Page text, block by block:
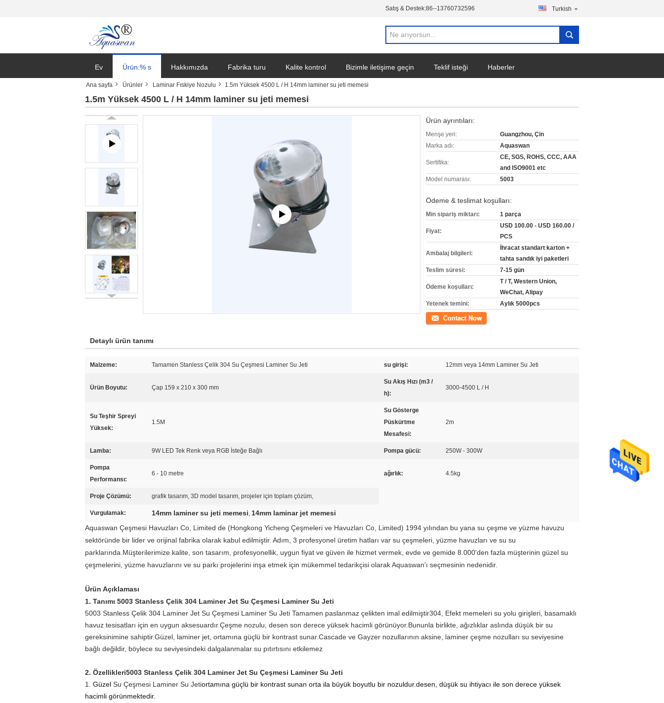
Satış & Destek:86--13760732596 Turkish
Ev Ürün:% s Hakkımızda Fabrika turu Kalite kontrol Bizimle iletişime geçin Teklif isteği Haberler
Ana sayfa Ürünler Laminar Fıskiye Nozulu 1.5m Yüksek 4500 L / H 14mm laminer su jeti memesi
1.5m Yüksek 4500 L / H 14mm laminer su jeti memesi
Ürün ayrıntıları:
Menşe yeri:
Guangzhou, Çin
Marka adı:
Aquaswan
Sertifika:
CE, SGS, ROHS, CCC, AAA
and ISO9001 etc
Model numarası:
5003
Ödeme & teslimat koşulları:
Min sipariş miktarı: 1 parça
Fiyat:
USD 100.00 - USD 160.00 /
PCS
Ambalaj bilgileri:
İhracat standart karton +
tahta sandık iyi paketleri
Teslim süresi:
7-15 gün
Ödeme koşulları:
T / T, Western Union,
WeChat, Alipay
Yetenek temini:
Aylık 5000pcs
İletişim
Detaylı ürün tanımı
Malzeme: Tamamen Stanless Çelik 304 Su Çeşmesi Laminer Su Jeti su girişi: 12mm veya 14mm Laminer Su Jeti
Ürün Boyutu: Çap 159 x 210 x 300 mm
Su Akış Hızı (m3 /
h):
3000-4500 L / H
Su Teşhir Spreyi
Yüksek:
1.5M
Su Gösterge
Püskürtme
Mesafesi:
2m
Lamba: 9W LED Tek Renk veya RGB İsteğe Bağlı Pompa gücü: 250W - 300W
Pompa
Performansı:
6 - 10 metre ağırlık: 4.5kg
Proje Çözümü: grafik tasarım, 3D model tasarım, projeler için toplam çözüm,
Vurgulamak: 14mm laminer su jeti memesi, 14mm laminar jet memesi
Aquaswan Çeşmesi Havuzları Co, Limited de (Hongkong Yicheng Çeşmeleri ve Havuzları Co, Limited) 1994 yılından bu yana su çeşme ve yüzme havuzu
sektöründe bir lider ve orijinal fabrika olarak kabul edilmiştir. Adım, 3 profesyonel üretim hatları var su çeşmeleri, yüzme havuzları ve su su
parklarında.Müşterilerimize kalite, son tasarım, profesyonellik, uygun fiyat ve güven ile hizmet vermek, evde ve gemide 8.000'den fazla müşterinin güzel su
çeşmelerini, yüzme havuzlarını ve su parkı projelerini inşa etmek için mükemmel tedarikçisi olarak Aquaswan'ı seçmesinin nedenidir.
Ürün Açıklaması
1. Tanımı 5003 Stanless Çelik 304 Laminer Jet Su Çeşmesi Laminer Su Jeti
5003 Stanless Çelik 304 Laminer Jet Su Çeşmesi Laminer Su Jeti Tamamen paslanmaz çelikten imal edilmiştir304, Efekt memeleri su yolu girişleri, basamaklı
havuz tesisatları için en uygun aksesuardır.Çeşme nozulu, desen son derece yüksek hacimli görünüyor.Bununla birlikte, ağızlıklar aslında düşük bir su
gereksinimine sahiptir.Güzel, laminer jet, ortamına güçlü bir kontrast sunar.Cascade ve Gayzer nozullarının aksine, laminer çeşme nozulları su seviyesine
bağlı değildir, böylece su seviyesindeki dalgalanmalar su pıtırtısını etkilemez
2. Özellikleri5003 Stanless Çelik 304 Laminer Jet Su Çeşmesi Laminer Su Jeti
1. Güzel Su Çeşmesi Laminer Su Jetiortamına güçlü bir kontrast sunan orta ila büyük boyutlu bir nozuldur.desen, düşük su ihtiyacı ile son derece yüksek
hacimli görünmektedir.